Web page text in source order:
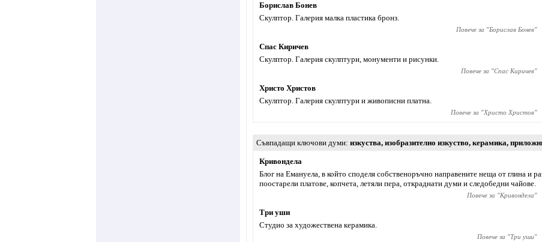
Борислав Бонев
Скулптор. Галерия малка пластика бронз.
Повече за "Борислав Бонев"
Спас Киричев
Скулптор. Галерия скулптури, монументи и рисунки.
Повече за "Спас Киричев"
Христо Христов
Скулптор. Галерия скулптури и живописни платна.
Повече за "Христо Христов"
Съвпадащи ключови думи изкуства, изобразително изкуство, керамика,
Кривондела
Блог на Емануела, в който споделя собственоръчно направените неща от глина и
поостарели платове, копчета, летяли пера, откраднати думи и следобедни чайове.
Повече за "Кривондела"
Три уши
Студио за художествена керамика.
Повече за "Три уши"